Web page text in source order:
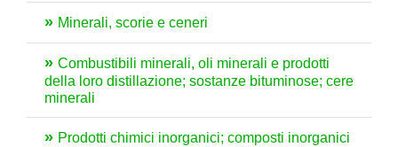
Minerali, scorie e ceneri
Combustibili minerali, oli minerali e prodotti
della loro distillazione; sostanze bituminose; cere
minerali
Prodotti chimici inorganici; composti inorganici